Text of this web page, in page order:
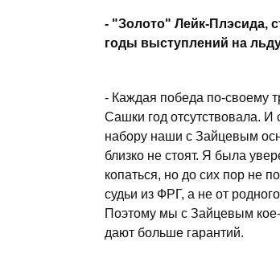
- "Золото" Лейк-Плэсида,
годы выступлений на
- Каждая победа по-своему
Сашки год отсутствовала. И
набору наши с Зайцевым
близко не стоят. Я была
копаться, но до сих пор не
судьи из ФРГ, а не от
Поэтому мы с Зайцевым
дают больше гарантий.